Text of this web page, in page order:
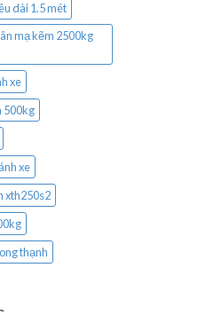
dài 1.5 mét
mạ kẽm 2500kg
xe
500kg
xe
xth250s2
thạnh